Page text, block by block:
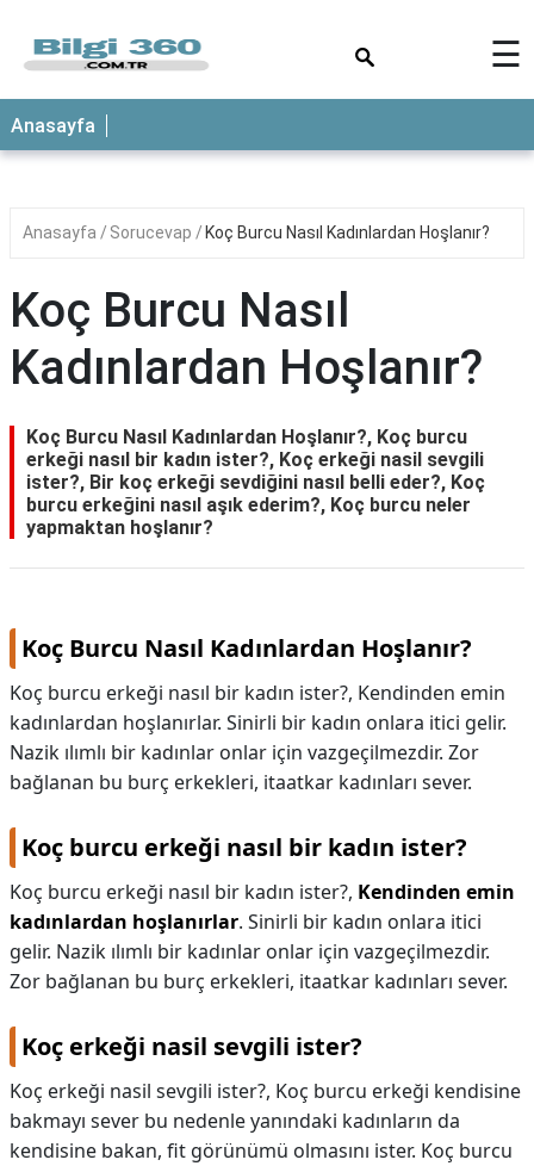
ANASAYFA
☰
Anasayfa
Anasayfa Sorucevap Koç Burcu Nasıl Kadınlardan Hoşlanır?
Koç Burcu Nasıl
Kadınlardan Hoşlanır?
Koç Burcu Nasıl Kadınlardan Hoşlanır?, Koç burcu
erkeği nasıl bir kadın ister?, Koç erkeği nasil sevgili
ister?, Bir koç erkeği sevdiğini nasıl belli eder?, Koç
burcu erkeğini nasıl aşık ederim?, Koç burcu neler
yapmaktan hoşlanır?
Koç Burcu Nasıl Kadınlardan Hoşlanır?
Koç burcu erkeği nasıl bir kadın ister?, Kendinden emin
kadınlardan hoşlanırlar. Sinirli bir kadın onlara itici gelir.
Nazik ılımlı bir kadınlar onlar için vazgeçilmezdir. Zor
bağlanan bu burç erkekleri, itaatkar kadınları sever.
Koç burcu erkeği nasıl bir kadın ister?
Koç burcu erkeği nasıl bir kadın ister?, Kendinden emin
kadınlardan hoşlanırlar. Sinirli bir kadın onlara itici
gelir. Nazik ılımlı bir kadınlar onlar için vazgeçilmezdir.
Zor bağlanan bu burç erkekleri, itaatkar kadınları sever.
Koç erkeği nasil sevgili ister?
Koç erkeği nasil sevgili ister?, Koç burcu erkeği kendisine
bakmayı sever bu nedenle yanındaki kadınların da
kendisine bakan, fit görünümü olmasını ister. Koç burcu